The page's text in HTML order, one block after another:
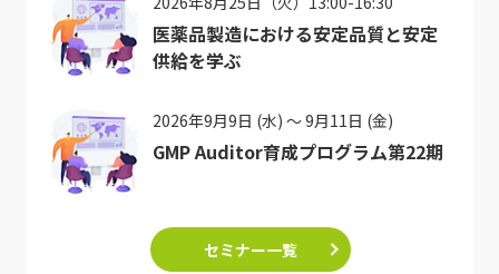
医薬品製造における安定品質と安定
供給を学ぶ
2026年9月9日 (水) ～ 9月11日 (金)
GMP Auditor育成プログラム第22期
セミナー一覧